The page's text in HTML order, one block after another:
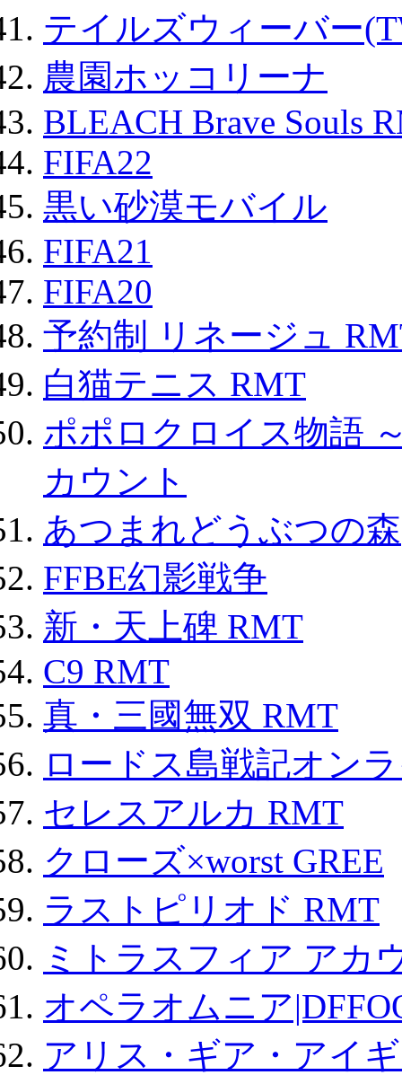
テイルズウィーバー
農園ホッコリーナ
BLEACH Brave Souls
FIFA22
黒い砂漠モバイル
FIFA21
FIFA20
予約制 リネージュ
白猫テニス RMT
ポポロクロイス物語
カウント
あつまれどうぶつの森
FFBE幻影戦争
新・天上碑 RMT
C9 RMT
真・三國無双 RMT
ロードス島戦記オン
セレスアルカ RMT
クローズ×worst GREE
ラストピリオド RMT
ミトラスフィア アカ
オペラオムニア
アリス・ギア・アイ